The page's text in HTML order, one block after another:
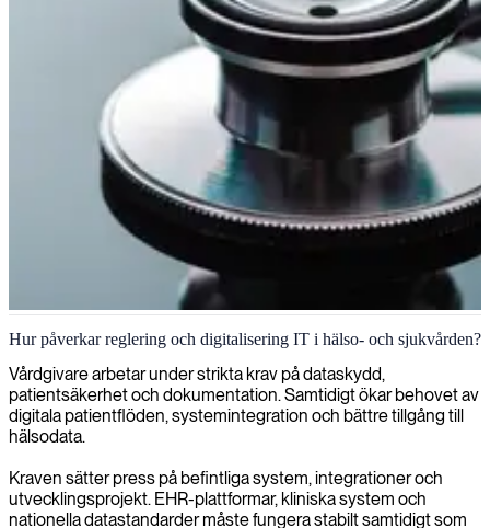
HälsovårdIT-konsulter för hälso- och sjukvårdssektorn
Strikta krav på data, datadelning, systemintegration och pressade
vårdsystem ställer nya krav på IT. Vi levererar erfarna konsulter för
säker hantering av patientdata, stabila plattformar och modernisering
av vårdsystem.
Möt våra experter
Hur påverkar reglering och digitalisering IT i hälso- och sjukvården?
Vårdgivare arbetar under strikta krav på dataskydd,
patientsäkerhet och dokumentation. Samtidigt ökar behovet av
digitala patientflöden, systemintegration och bättre tillgång till
hälsodata.
Kraven sätter press på befintliga system, integrationer och
utvecklingsprojekt. EHR-plattformar, kliniska system och
nationella datastandarder måste fungera stabilt samtidigt som